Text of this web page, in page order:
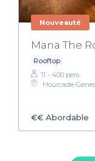
Nouveauté
Mana The
Rooftop
11 - 400 pers.
Hourcade-
€€ Abordable